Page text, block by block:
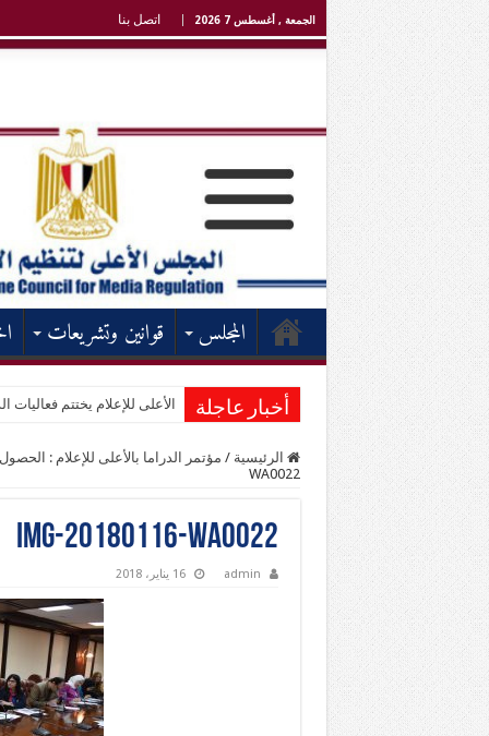
الجمعة , أغسطس 7 2026 اتصل بنا
المجلس قوانين وتشريعات
أخبار عاجلة الأعلى للإعلام يختتم فعاليات
الرئيسية / مؤتمر الدراما بالأعلى للإعلام :
WA0022
IMG-20180116-WA0022
admin 16 يناير، 2018